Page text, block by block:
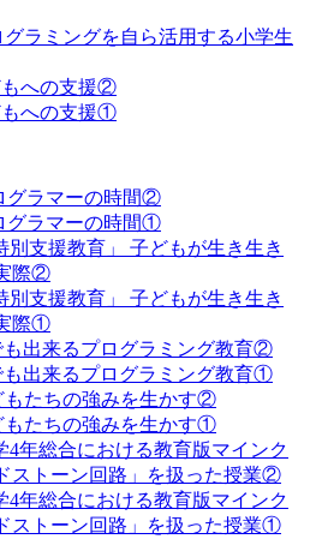
グラミングを自ら活用する小学生
への支援②
への支援①
グラマーの時間②
グラマーの時間①
別支援教育」 子どもが生き生き
際②
別支援教育」 子どもが生き生き
際①
も出来るプログラミング教育②
も出来るプログラミング教育①
もたちの強みを生かす②
もたちの強みを生かす①
4年総合における教育版マインク
ストーン回路」を扱った授業②
4年総合における教育版マインク
ストーン回路」を扱った授業①